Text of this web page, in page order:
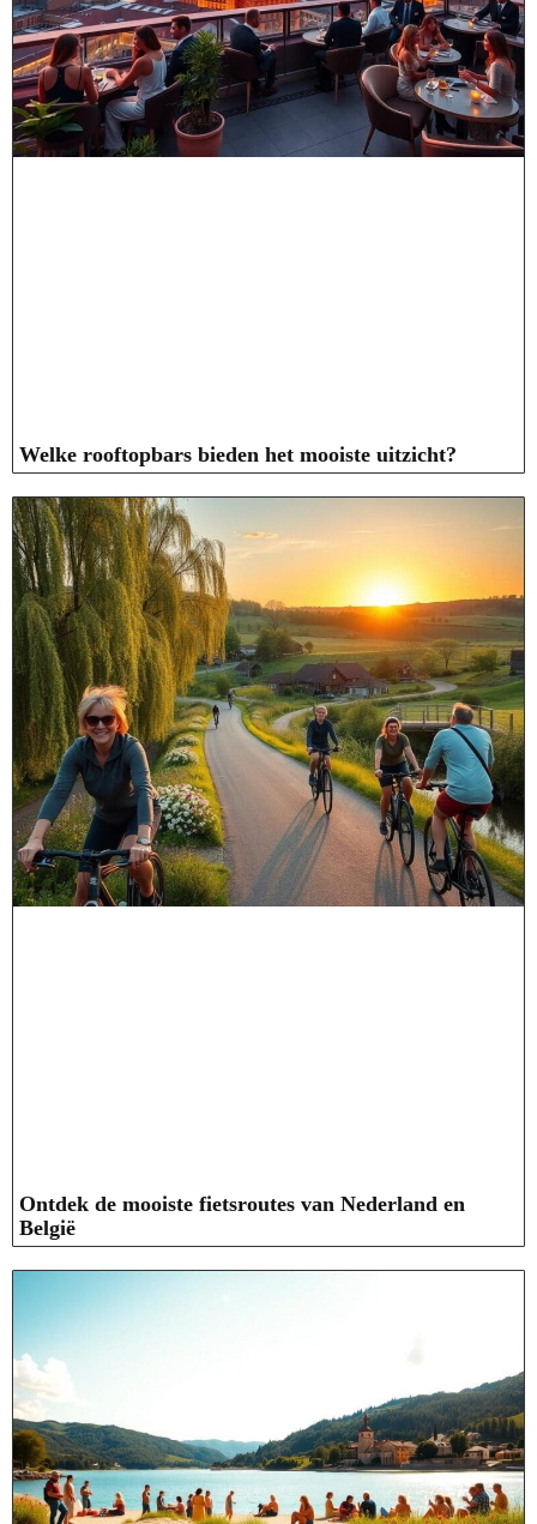
Welke rooftopbars bieden het mooiste uitzicht?
Ontdek de mooiste fietsroutes van Nederland en
België